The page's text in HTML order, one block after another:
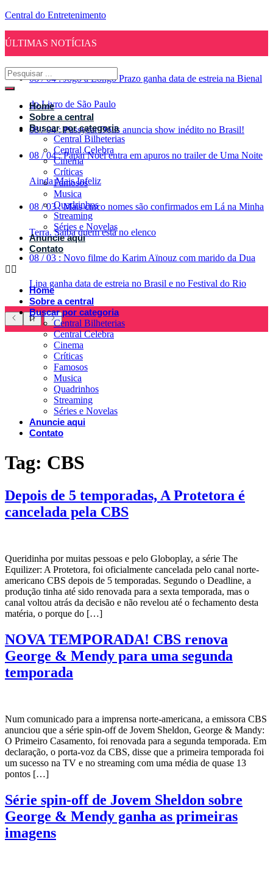
Central do Entretenimento
ÚLTIMAS NOTÍCIAS
08 / 04 : Jogo a Longo Prazo ganha data de estreia na Bienal
do Livro de São Paulo
08 / 04 : Pussycat Dolls anuncia show inédito no Brasil!
08 / 04 : Papai Noel entra em apuros no trailer de Uma Noite
Ainda Mais Infeliz
08 / 03 : Mais cinco nomes são confirmados em Lá na Minha
Terra. Saiba quem está no elenco
08 / 03 : Novo filme do Karim Aïnouz com marido da Dua
Lipa ganha data de estreia no Brasil e no Festival do Rio
Home
Sobre a central
Buscar por categoria
Central Bilheterias
Central Celebra
Cinema
Críticas
Famosos
Musica
Quadrinhos
Streaming
Séries e Novelas
Anuncie aqui
Contato
Home
Sobre a central
Buscar por categoria
Central Bilheterias
Central Celebra
Cinema
Críticas
Famosos
Musica
Quadrinhos
Streaming
Séries e Novelas
Anuncie aqui
Contato
Tag: CBS
Depois de 5 temporadas, A Protetora é
cancelada pela CBS
Queridinha por muitas pessoas e pelo Globoplay, a série The
Equilizer: A Protetora, foi oficialmente cancelada pelo canal norte-
americano CBS depois de 5 temporadas. Segundo o Deadline, a
produção tinha até sido renovada para a sexta temporada, mas o
canal voltou atrás da decisão e não revelou até o fechamento desta
matéria, o porque do […]
NOVA TEMPORADA! CBS renova
George & Mendy para uma segunda
temporada
Num comunicado para a imprensa norte-americana, a emissora CBS
anunciou que a série spin-off de Jovem Sheldon, George & Mandy:
O Primeiro Casamento, foi renovada para a segunda temporada. Em
declaração, o porta-voz da CBS, disse que a primeira temporada foi
um sucesso na TV e no streaming com uma média de quase 13
pontos […]
Série spin-off de Jovem Sheldon sobre
George & Mendy ganha as primeiras
imagens